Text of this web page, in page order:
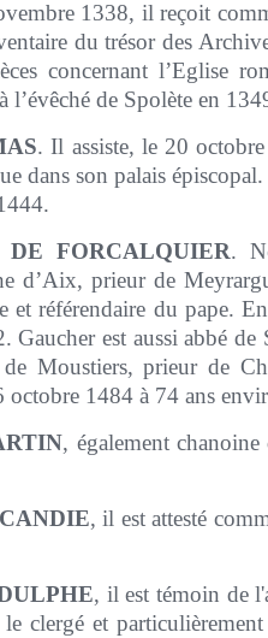
1338, il reçoit
du trésor des
concernant l’Eglise
l’évêché de Spolète en
. Il assiste, le 20
dans son palais
DE FORCALQUIER.
d’Aix, prieur de
et référendaire du pape.
Gaucher est aussi abbé
Moustiers, prieur de
1484 à 74 ans
, également
, il est attesté
, il est témoin de
le clergé et